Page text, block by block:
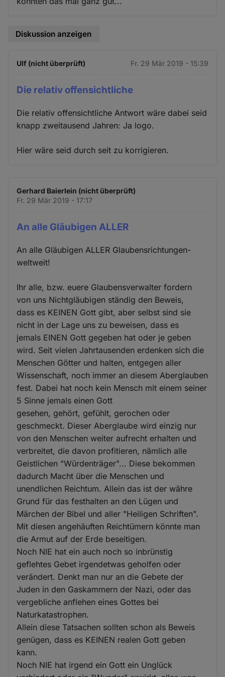
Diskussion anzeigen
Ulf (nicht überprüft) Fr. 29 Mär 2019 - 15:39
Die relativ offensichtliche
Die relativ offensichtliche Antwort wäre dabei seid
knapp zweitausend Jahren: Ja logo.
Hier wäre seid durch seit zu korrigieren.
Gerhard Baierlein (nicht überprüft)
Fr. 29 Mär 2019 - 17:17
An alle Gläubigen ALLER
An alle Gläubigen ALLER Glaubensrichtungen-
weltweit!
Ihr alle, bzw. euere Glaubensverwalter fordern
von uns Nichtgläubigen ständig den Beweis,
dass es KEINEN Gott gibt, aber selbst sind sie
nicht in der Lage uns zu beweisen, dass es
jemals EINEN Gott gegeben hat oder je geben
wird. Seit vielen Jahrtausenden erdenken sich die
Menschen Götter und halten, entgegen aller
Wissenschaft, noch immer an diesem Aberglauben
fest. Dabei hat noch kein Mensch mit einem seiner
5 Sinne jemals einen Gott
gesehen, gehört, gefühlt, gerochen oder
geschmeckt. Dieser Aberglaube wird einzig nur
von den Menschen weiter aufrecht erhalten und
verbreitet, die davon profitieren, nämlich alle
Geistlichen "Würdenträger"... Diese bekommen
dadurch Macht über die Menschen und
unendlichen Reichtum. Allein das ist der währe
Grund für das festhalten an den Lügen und
Märchen der Bibel und aller "Heiligen Schriften".
Mit diesen angehäuften Reichtümern könnte man
die Armut auf der Erde beseitigen.
Noch NIE hat ein auch noch so inbrünstig
geflehtes Gebet irgendetwas geholfen oder
verändert. Denkt man nur an die Gebete der
Juden in den Gaskammern der Nazi, oder das
vergebliche anflehen eines Gottes bei
Naturkatastrophen.
Allein diese Tatsachen sollten schon als Beweis
genügen, dass es KEINEN realen Gott geben
kann.
Noch NIE hat irgend ein Gott ein Unglück